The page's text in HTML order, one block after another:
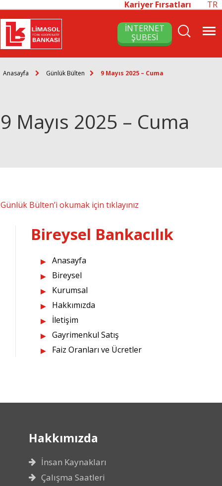
Kariyer Fırsatları TR
İNTERNET
ŞUBESİ
Anasayfa Günlük Bülten 9 Mayıs 2025 – Cuma
9 Mayıs 2025 – Cuma
Günlük Bülten’i okumak için tıklayınız
Bireysel Bankacılık
Anasayfa
Bireysel
Kurumsal
Hakkımızda
İletişim
Gayrimenkul Satış
Faiz Oranları ve Ücretler
Hakkımızda
İnsan Kaynakları
Çalışma Saatleri